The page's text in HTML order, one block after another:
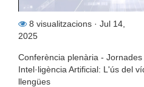
8 visualitzacions · Jul 14,
2025
Conferència plenària -
Intel·ligència Artificial: L'ús del
llengües